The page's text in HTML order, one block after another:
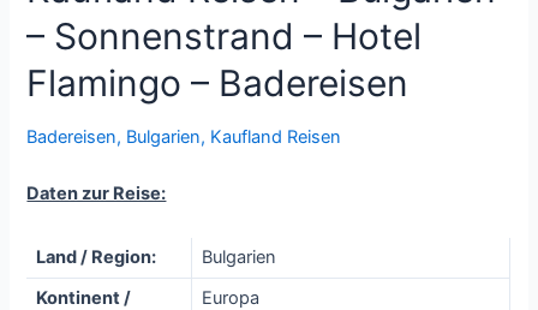
– Sonnenstrand – Hotel
Flamingo – Badereisen
Badereisen, Bulgarien, Kaufland Reisen
Daten zur Reise:
Land / Region:
Bulgarien
Kontinent /
Europa